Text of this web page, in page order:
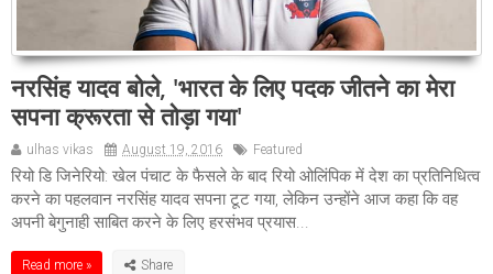
नरसिंह यादव बोले, 'भारत के लिए पदक जीतने का मेरा
सपना क्रूरता से तोड़ा गया'
ulhas vikas August 19, 2016 Featured
रियो डि जिनेरियो: खेल पंचाट के फैसले के बाद रियो ओलिंपिक में देश का प्रतिनिधित्व
करने का पहलवान नरसिंह यादव सपना टूट गया, लेकिन उन्होंने आज कहा कि वह
अपनी बेगुनाही साबित करने के लिए हरसंभव प्रयास...
Read more »